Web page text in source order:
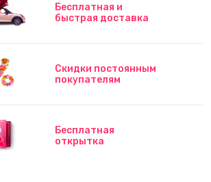
Бесплатная и
быстрая доставка
Скидки постоянным
покупателям
Бесплатная
открытка